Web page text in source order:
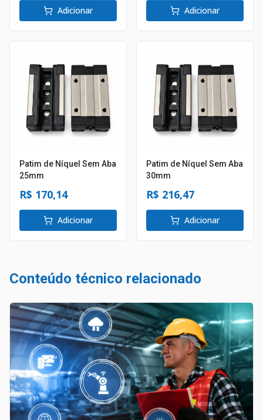
Adicionar Adicionar
Patim de Níquel Sem Aba
25mm
R$ 170,14
Adicionar
Patim de Níquel Sem Aba
30mm
R$ 216,47
Adicionar
Conteúdo técnico relacionado